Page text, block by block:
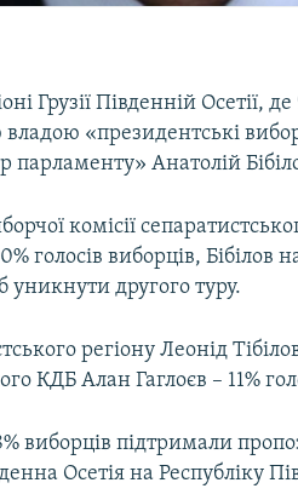
Грузії Південній Осетії,
«президентські
парламенту» Анатолій
комісії
голосів виборців, Бібілов
уникнути другого туру.
регіону Леонід
КДБ Алан Гаглоєв – 11%
виборців підтримали
Осетія на Республіку